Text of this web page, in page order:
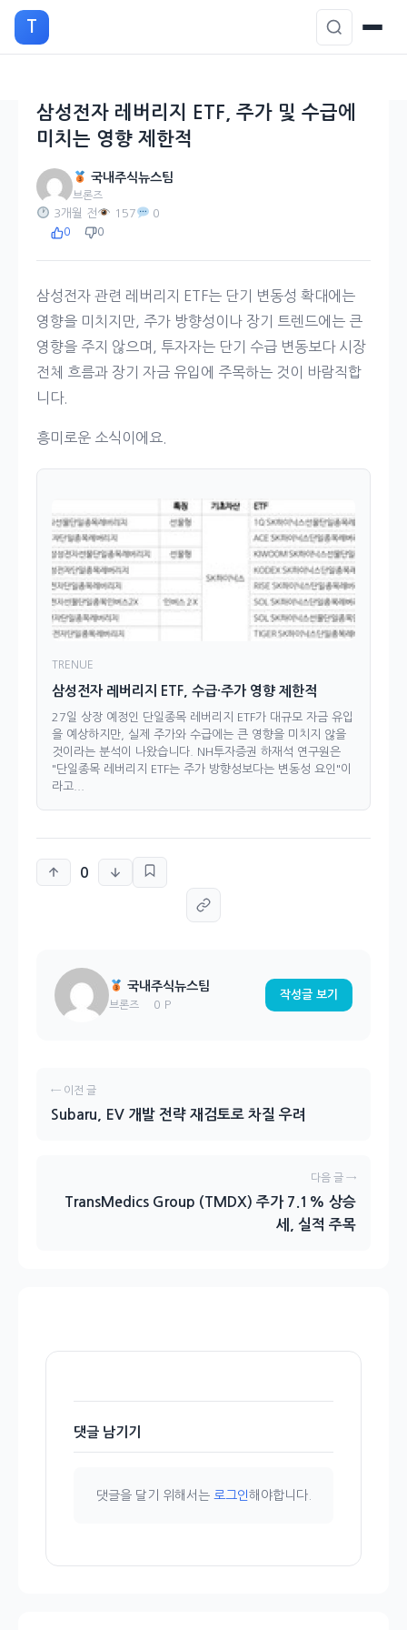
으
T
삼성전자 레버리지 ETF, 주가 및 수급에
미치는 영향 제한적
국내주식뉴스팀
브론즈
3개월 전 157 0
0 0
삼성전자 관련 레버리지 ETF는 단기 변동성 확대에는
영향을 미치지만, 주가 방향성이나 장기 트렌드에는 큰
영향을 주지 않으며, 투자자는 단기 수급 변동보다 시장
전체 흐름과 장기 자금 유입에 주목하는 것이 바람직합
니다.
흥미로운 소식이에요.
TRENUE
삼성전자 레버리지 ETF, 수급·주가 영향 제한적
27일 상장 예정인 단일종목 레버리지 ETF가 대규모 자금 유입
을 예상하지만, 실제 주가와 수급에는 큰 영향을 미치지 않을
것이라는 분석이 나왔습니다. NH투자증권 하재석 연구원은
"단일종목 레버리지 ETF는 주가 방향성보다는 변동성 요인"이
라고...
0
국내주식뉴스팀
브론즈 0 P
작성글 보기
← 이전 글
Subaru, EV 개발 전략 재검토로 차질 우려
다음 글 →
TransMedics Group (TMDX) 주가 7.1% 상승
세, 실적 주목
댓글 남기기
댓글을 달기 위해서는 로그인해야합니다.